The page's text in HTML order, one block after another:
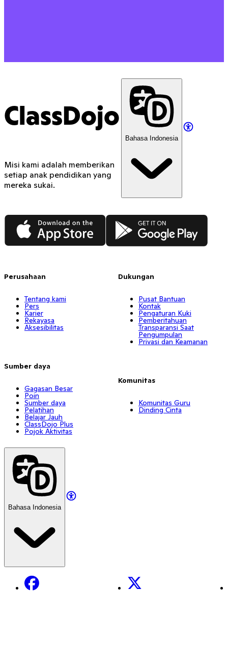
ClassDojo
Misi kami adalah memberikan
setiap anak pendidikan yang
mereka sukai.
Bahasa Indonesia
App Store Google Play
Perusahaan
Tentang kami
Pers
Karier
Rekayasa
Aksesibilitas
Sumber daya
Gagasan Besar
Poin
Sumber daya
Pelatihan
Belajar Jauh
ClassDojo Plus
Pojok Aktivitas
Dukungan
Pusat Bantuan
Kontak
Pengaturan Kuki
Pemberitahuan
Transparansi Saat
Pengumpulan
Privasi dan Keamanan
Komunitas
Komunitas Guru
Dinding Cinta
Bahasa Indonesia
Facebook X